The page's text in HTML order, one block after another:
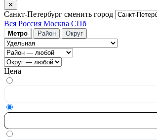
✕
Санкт-Петербург сменить город
Вся Россия Москва СПб
Метро Район Округ
Цена